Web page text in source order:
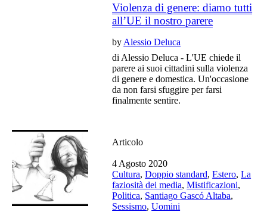
Violenza di genere: diamo tutti
all’UE il nostro parere
by Alessio Deluca
di Alessio Deluca - L'UE chiede il
parere ai suoi cittadini sulla violenza
di genere e domestica. Un'occasione
da non farsi sfuggire per farsi
finalmente sentire.
Articolo
4 Agosto 2020
Cultura,Doppio standard,Estero,La
faziosità dei media,Mistificazioni,
Politica, Santiago Gascó Altaba,
Sessismo,Uomini